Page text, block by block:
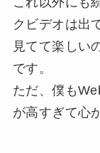
クビデオは出
見てて楽しい
です。
ただ、僕も
が高すぎて心